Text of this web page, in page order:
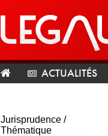
ACTUALITÉS
Jurisprudence /
Thématique